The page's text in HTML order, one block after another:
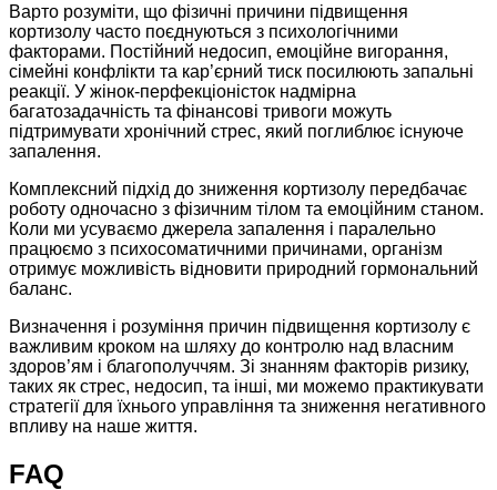
Варто розуміти, що фізичні причини підвищення
кортизолу часто поєднуються з психологічними
факторами. Постійний недосип, емоційне вигорання,
сімейні конфлікти та кар’єрний тиск посилюють запальні
реакції. У жінок-перфекціоністок надмірна
багатозадачність та фінансові тривоги можуть
підтримувати хронічний стрес, який поглиблює існуюче
запалення.
Комплексний підхід до зниження кортизолу передбачає
роботу одночасно з фізичним тілом та емоційним станом.
Коли ми усуваємо джерела запалення і паралельно
працюємо з психосоматичними причинами, організм
отримує можливість відновити природний гормональний
баланс.
Визначення і розуміння причин підвищення кортизолу є
важливим кроком на шляху до контролю над власним
здоров’ям і благополуччям. Зі знанням факторів ризику,
таких як стрес, недосип, та інші, ми можемо практикувати
стратегії для їхнього управління та зниження негативного
впливу на наше життя.
FAQ